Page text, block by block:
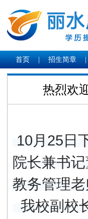
首页 招生简章
热烈欢
10月25日
院长兼书
教务管理
我校副校